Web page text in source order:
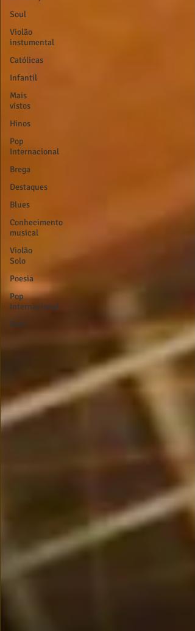
Soul
Violão
instumental
Católicas
Infantil
Mais
vistos
Hinos
Pop
Internacional
Brega
Destaques
Blues
Conhecimento
musical
Violão
Solo
Poesia
Pop
Internacional
Rock